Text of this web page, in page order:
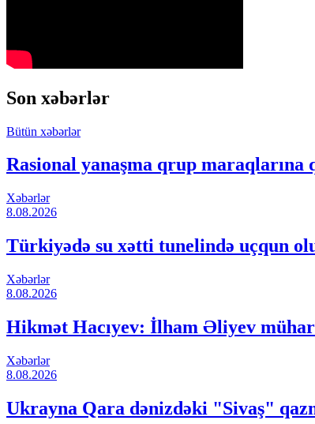
Son xəbərlər
Bütün xəbərlər
Rasional yanaşma qrup maraqlarına
Xəbərlər
8.08.2026
Türkiyədə su xətti tunelində uçqun
Xəbərlər
8.08.2026
Hikmət Hacıyev: İlham Əliyev
Xəbərlər
8.08.2026
Ukrayna Qara dənizdəki "Sivaş"